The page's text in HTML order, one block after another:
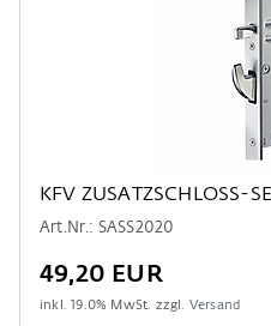
KFV ZUSATZSCHLOSS-
Art.Nr.: SASS2020
49,20 EUR
inkl.19.0% MwSt. zzgl. Versand